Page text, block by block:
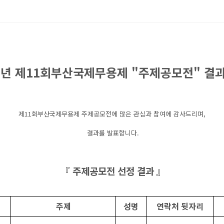
제11회부산국제무용제 "주제공모전" 결
제11회부산국제무용제 주제공모전에 많은 관심과 참여에 감사드리며,
결과를 발표합니다.
『 주제공모전 선정 결과』
주제 성명 연락처 뒷자리